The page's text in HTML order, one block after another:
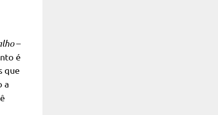
–
é
que
a